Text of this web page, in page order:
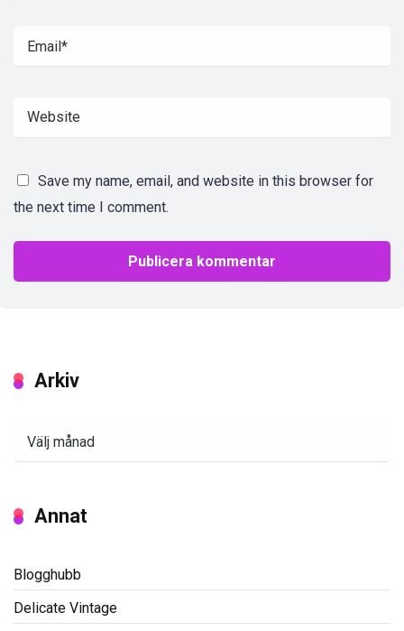
Save my name, email, and website in this browser for
the next time I comment.
Arkiv
Annat
Blogghubb
Delicate Vintage